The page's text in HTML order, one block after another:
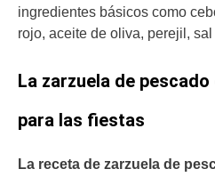
ingredientes básicos como
rojo, aceite de oliva, perejil,
La zarzuela de
para las fiestas
La receta de zarzuela de